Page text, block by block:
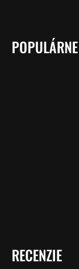
POPULÁRNE
RECENZIE